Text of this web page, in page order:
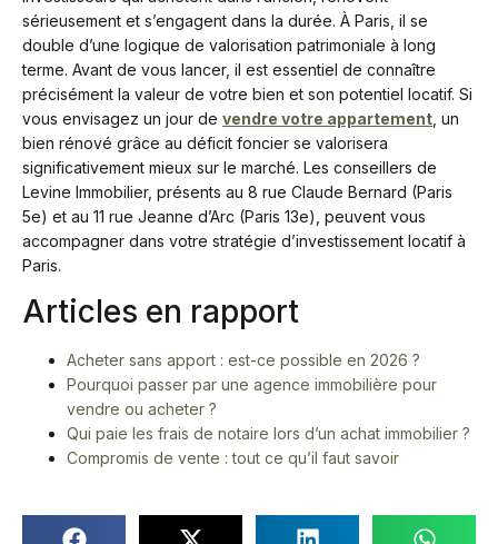
sérieusement et s’engagent dans la durée. À Paris, il se
double d’une logique de valorisation patrimoniale à long
terme. Avant de vous lancer, il est essentiel de connaître
précisément la valeur de votre bien et son potentiel locatif. Si
vous envisagez un jour de vendre votre appartement , un
bien rénové grâce au déficit foncier se valorisera
significativement mieux sur le marché. Les conseillers de
Levine Immobilier, présents au 8 rue Claude Bernard (Paris
5e) et au 11 rue Jeanne d’Arc (Paris 13e), peuvent vous
accompagner dans votre stratégie d’investissement locatif à
Paris.
Articles en rapport
Acheter sans apport : est-ce possible en 2026 ?
Pourquoi passer par une agence immobilière pour
vendre ou acheter ?
Qui paie les frais de notaire lors d’un achat immobilier ?
Compromis de vente : tout ce qu’il faut savoir